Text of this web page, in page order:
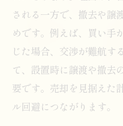
される一方で、撤去や譲
めです。例えば、買い手
じた場合、交渉が難航す
て、設置時に譲渡や撤去
要です。売却を見据えた
ル回避につながります。